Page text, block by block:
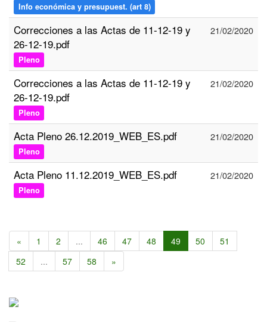
Info económica y presupuest. (art 8)
Correcciones a las Actas de 11-12-19 y
26-12-19.pdf
Pleno
21/02/2020
Correcciones a las Actas de 11-12-19 y
26-12-19.pdf
Pleno
21/02/2020
Acta Pleno 26.12.2019_WEB_ES.pdf
Pleno
21/02/2020
Acta Pleno 11.12.2019_WEB_ES.pdf
Pleno
21/02/2020
« 1 2 ... 46 47 48 49 50
51
52
... 57 58 »